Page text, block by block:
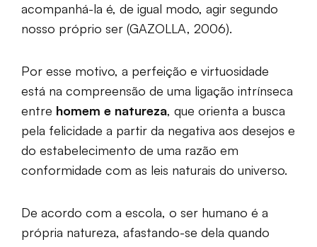
acompanhá-la é, de igual modo, agir segundo
nosso próprio ser (GAZOLLA, 2006).
Por esse motivo, a perfeição e virtuosidade
está na compreensão de uma ligação intrínseca
entre homem e natureza, que orienta a busca
pela felicidade a partir da negativa aos desejos e
do estabelecimento de uma razão em
conformidade com as leis naturais do universo.
De acordo com a escola, o ser humano é a
própria natureza, afastando-se dela quando